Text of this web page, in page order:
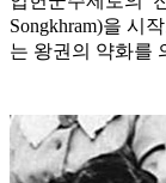
Songkhram)을 시
는 왕권의 약화를